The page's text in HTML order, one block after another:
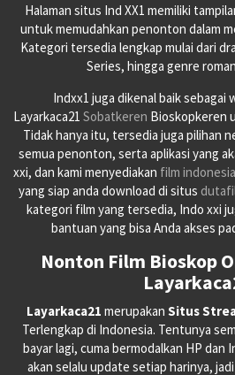
Halaman situs Ind XX1 memiliki
untuk memudahkan penonton dalam
Kategori tersedia lengkap mulai dari
Series, hingga genre
Indxx1 juga dikenal baik sebagai
Layarkaca21 Sobatkeren Bioskopkeren
Tidak hanya itu, tersedia juga pilihan
semua penonton, serta aplikasi yang
xxi, dan kami menyediakan film indonesia
yang siap anda download di situs
kategori film yang tersedia, Indo xxi
bantuan yang bisa Anda akses
Nonton Film Bioskop
Layarkaca21 merupakan Situs
Terlengkap di Indonesia. Tentunya
bayar lagi, cuma bermodalkan HP
akan selalu update setiap harinya,